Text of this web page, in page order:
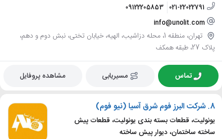
021-22022791
09122205853
info@unolit.com
تهران، منطقه 1، محله دزاشیب، الهیه، خیابان تختی، نبش دوم و دهم،
پلاک 27، طبقه همکف
تماس مسیریابی مشاهده پروفایل
8. شرکت البرز فوم شرق آسیا (نیو فوم)
یونولیت، قطعات بسته بندی یونولیت، قطعات پیش
ساخته ساختمان، دیوار پیش ساخته